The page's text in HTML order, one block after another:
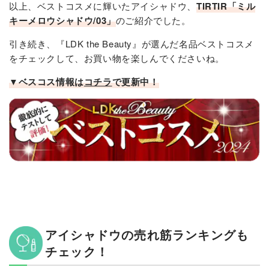
以上、ベストコスメに輝いたアイシャドウ、 TIRTIR「ミル
キーメロウシャドウ/03」​のご紹介でした。
引き続き、『LDK the Beauty』が選んだ名品ベストコスメ
をチェックして、お買い物を楽しんでくださいね。
▼ベスコス情報はコチラで更新中！
アイシャドウの売れ筋ランキングも
チェック！